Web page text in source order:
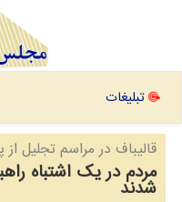
تبلیغات
قالیباف در مراسم تجلیل
مردم در یک اشتباه
شدند